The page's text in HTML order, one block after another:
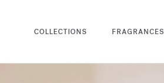
COLLECTIONS FRAGRANCES